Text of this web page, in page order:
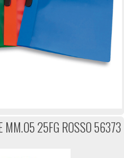
MM.05 25FG ROSSO 56373